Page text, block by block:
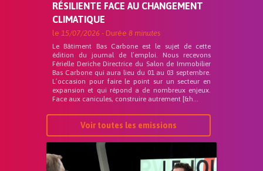
RÉSILIENTE FACE AU CHANGEMENT
CLIMATIQUE
le 15/07/2026 - Durée 8 minutes
Le Bâtiment Bas Carbone est le sujet de cette
édition du journal de l’emploi. Nous recevons
Férielle Deriche Directrice du Salon de Immobilier
Bas Carbone qui aura lieu du 01 au 03 septembre.
L’occasion pour faire le point sur un secteur en
expansion et qui répond a de nombreux enjeux.
Face aux canicules, construire autrement [&h...
Voir toutes les emissions